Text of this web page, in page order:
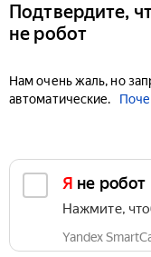
Подтвердите,
не робот
Нам очень жаль, но
автоматические.
Я не робот
Нажмите,
Yandex